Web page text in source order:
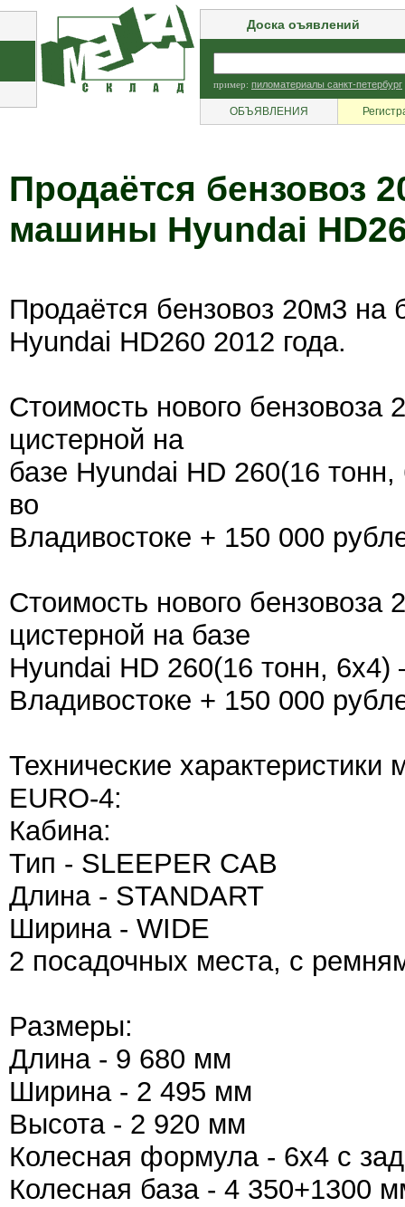
Доска оъявлений
пример: пиломатериалы санкт-петербург
ОБЪЯВЛЕНИЯ
Продаётся бензовоз
машины Hyundai
Продаётся бензовоз 20м3 на
Hyundai HD260 2012 года.
Стоимость нового
цистерной на
базе Hyundai HD 260(16
во
Владивостоке + 150 000
Стоимость нового бензовоза
цистерной на базе
Hyundai HD 260(16 тонн,
Владивостоке + 150 000
Технические
EURO-4:
Кабина:
Тип - SLEEPER CAB
Длина - STANDART
Ширина - WIDE
2 посадочных места, с
Размеры:
Длина - 9 680 мм
Ширина - 2 495 мм
Высота - 2 920 мм
Колесная формула - 6х4 с
Колесная база - 4 350+1300